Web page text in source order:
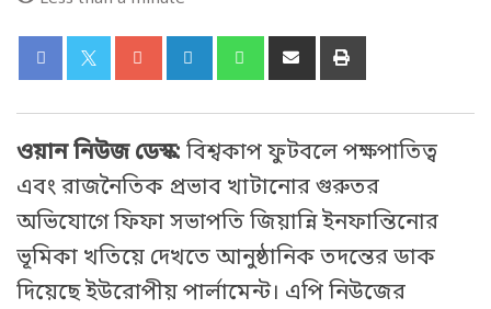
ওয়ান নিউজ ডেস্ক: বিশ্বকাপ ফুটবলে পক্ষপাতিত্ব
এবং রাজনৈতিক প্রভাব খাটানোর গুরুতর
অভিযোগে ফিফা সভাপতি জিয়ান্নি ইনফান্তিনোর
ভূমিকা খতিয়ে দেখতে আনুষ্ঠানিক তদন্তের ডাক
দিয়েছে ইউরোপীয় পার্লামেন্ট। এপি নিউজের